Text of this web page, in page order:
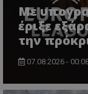
Με
έριξε
την
07.08.2026 -